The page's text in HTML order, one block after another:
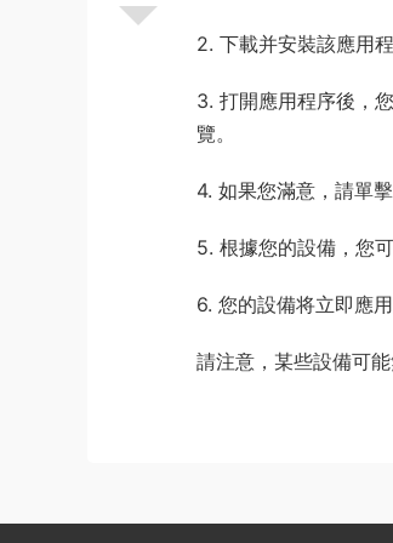
2. 下載并安裝該應用程
3. 打開應用程序後，
覽。
4. 如果您滿意，請單擊
5. 根據您的設備，您
6. 您的設備将立即應
請注意，某些設備可